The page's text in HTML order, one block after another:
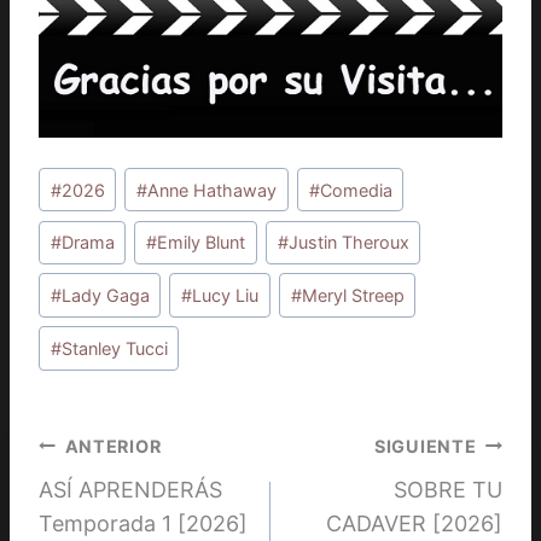
Etiquetas
de
la
entrada:
#2026 #Anne Hathaway #Comedia
#Drama #Emily Blunt #Justin Theroux
#Lady Gaga #Lucy Liu #Meryl Streep
#Stanley Tucci
Navegación
de
ANTERIOR
ASÍ APRENDERÁS
Temporada 1 [2026]
SIGUIENTE
SOBRE TU
CADAVER [2026]